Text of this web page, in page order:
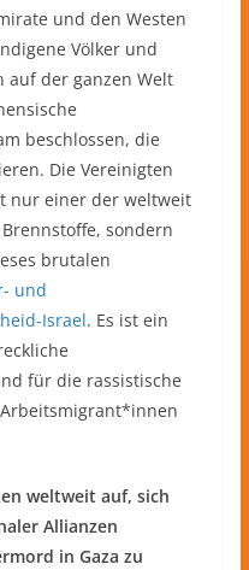
und den Westen
Völker und
auf der ganzen Welt
beschlossen, die
Die Vereinigten
nur einer der weltweit
sondern
brutalen
und
Israel. Es ist ein
für die rassistische
weltweit auf, sich
Allianzen
in Gaza zu